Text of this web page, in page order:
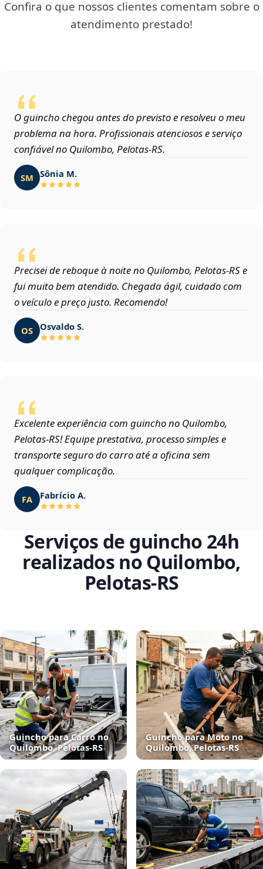
Confira o que nossos clientes comentam sobre o
atendimento prestado!
O guincho chegou antes do previsto e resolveu o meu
problema na hora. Profissionais atenciosos e serviço
confiável no Quilombo, Pelotas‑RS.
SM Sônia M.
Precisei de reboque à noite no Quilombo, Pelotas‑RS e
fui muito bem atendido. Chegada ágil, cuidado com
o veículo e preço justo. Recomendo!
OS Osvaldo S.
Excelente experiência com guincho no Quilombo,
Pelotas‑RS! Equipe prestativa, processo simples e
transporte seguro do carro até a oficina sem
qualquer complicação.
FA Fabrício A.
Serviços de guincho 24h
realizados no Quilombo,
Pelotas‑RS
Guincho para Carro no
Quilombo, Pelotas‑RS
Guincho para Moto no
Quilombo, Pelotas‑RS